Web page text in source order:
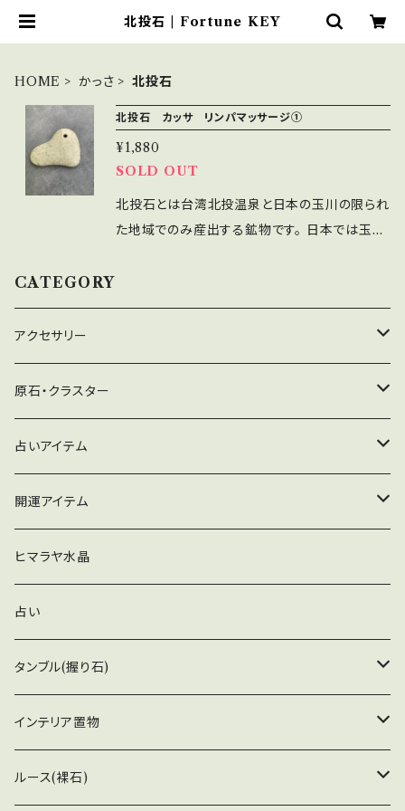
北投石 | Fortune KEY
HOME かっさ 北投石
北投石 カッサ リンパマッサージ①
¥1,880
SOLD OUT
北投石とは台湾北投温泉と日本の玉川の限られ
た地域でのみ産出する鉱物です。 日本では玉川
保護されています。 別名「医者いらずの石」と呼
ばれる北投石（ホクトライト）は 温泉にも含まれ
る効果があると言われています。 また、保温性に
出する働きがあります。 北投石の特長を生かし
クス効果が得られ、疲れた身体のリフレッシュに
り固まった肩や首、顔のたるみを改善したい方に
CATEGORY
アクセサリー
ネックレス
イヤリング
ピアス
ブレスレット
恋愛
原石・クラスター
ヒマラヤ水晶
アポフィライト
グリーン
スピリットオーラ
オケナイト
レムリアンシードクリスタル
アメジスト
ゴールデンアゼツライト
占いアイテム
ペンデュラム
開運アイテム
ペンデュラム
ウォーリーストーン
ヒマラヤ水晶
占い
タンブル(握り石)
アストロフィライト
インテリア置物
イルカ
ルース(裸石)